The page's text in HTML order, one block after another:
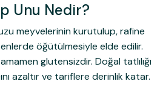
Unu Nedir?
meyvelerinin kurutulup, rafine
öğütülmesiyle elde edilir.
glutensizdir. Doğal tatlılığı
azaltır ve tariflere derinlik katar.